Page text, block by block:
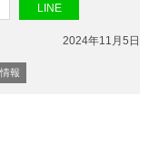
LINE
2024年11月5日
報